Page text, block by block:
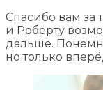
Спасибо вам за
и Роберту
дальше.
но только